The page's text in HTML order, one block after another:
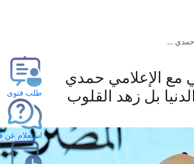
حمدي ...
مع الإعلامي حمدي
بل زهد القلوب
طلب فتوى
استعلام عن